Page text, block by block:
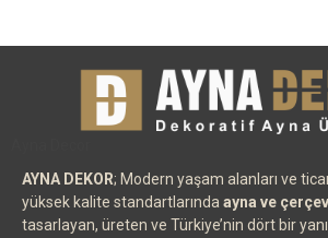
AYNA DEKOR; Modern yaşam alanları ve
yüksek kalite standartlarındaayna ve
tasarlayan, üreten ve Türkiye’nin dört bir